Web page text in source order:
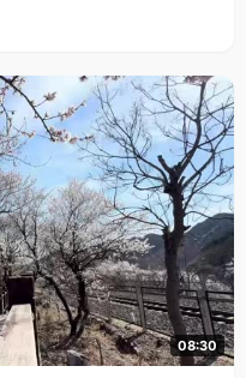
08:30